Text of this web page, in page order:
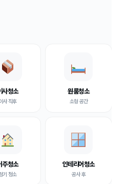
사청소
사 직후
원룸청소
소형 공간
주청소
기 청소
인테리어청소
공사 후